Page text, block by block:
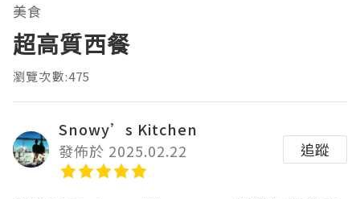
美食
超高質西餐
瀏覽次數:475
Snowy’s Kitchen
發佈於 2025.02.22
追蹤